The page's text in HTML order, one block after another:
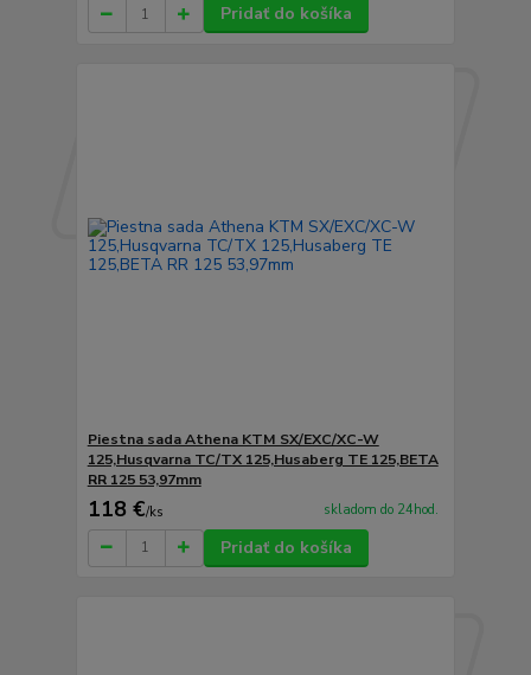
Pridať do košíka
Piestna sada Athena KTM SX/EXC/XC-W
125,Husqvarna TC/TX 125,Husaberg TE 125,BETA
RR 125 53,97mm
118 €/ks skladom do 24hod.
Pridať do košíka